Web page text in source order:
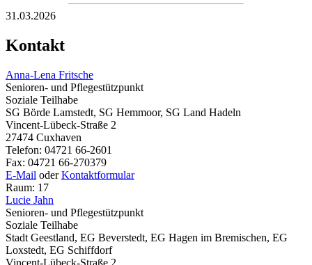
31.03.2026
Kontakt
Anna-Lena Fritsche
Senioren- und Pflegestützpunkt
Soziale Teilhabe
SG Börde Lamstedt, SG Hemmoor, SG Land Hadeln
Vincent-Lübeck-Straße 2
27474 Cuxhaven
Telefon: 04721 66-2601
Fax: 04721 66-270379
E-Mail oderKontaktformular
Raum: 17
Lucie Jahn
Senioren- und Pflegestützpunkt
Soziale Teilhabe
Stadt Geestland, EG Beverstedt, EG Hagen im Bremischen, EG
Loxstedt, EG Schiffdorf
Vincent-Lübeck-Straße 2